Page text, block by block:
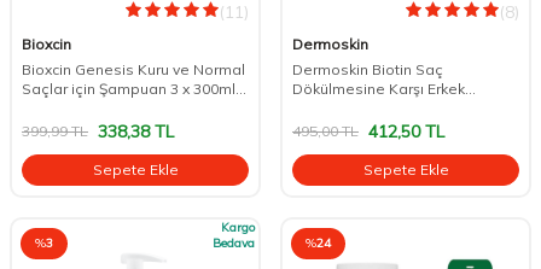
(11)
Bioxcin
Bioxcin Genesis Kuru ve Normal
Saçlar için Şampuan 3 x 300ml 3
399,99TL 338,38TL
Sepete Ekle
(8)
Dermoskin
Dermoskin Biotin Saç
Dökülmesine Karşı Erkek
495,00TL 412,50TL
Sepete Ekle
%3
Kargo
Bedava
%24